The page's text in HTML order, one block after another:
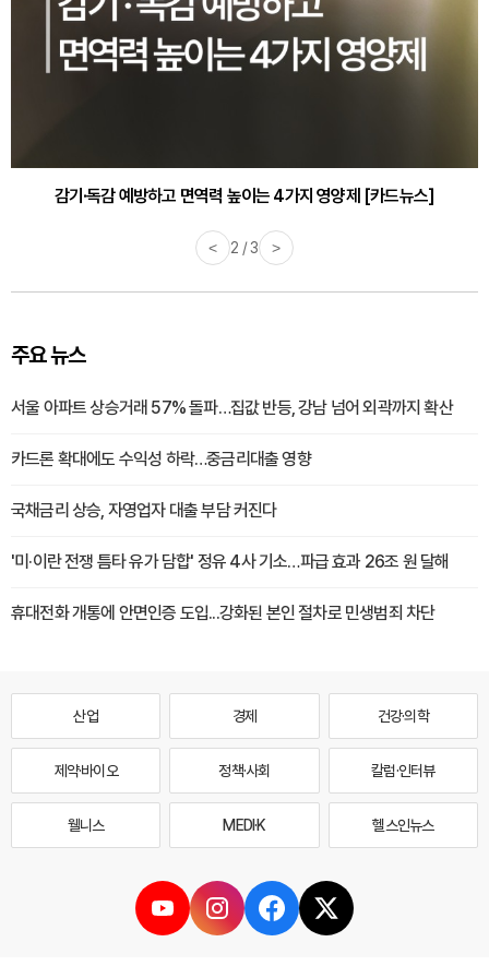
감기·독감 예방하고 면역력 높이는 4가지 영양제 [카드뉴스]
< 3 / 3 >
주요 뉴스
서울 아파트 상승거래 57% 돌파…집값 반등, 강남 넘어 외곽까지 확산
카드론 확대에도 수익성 하락…중금리대출 영향
국채금리 상승, 자영업자 대출 부담 커진다
'미·이란 전쟁 틈타 유가 담합' 정유 4사 기소…파급 효과 26조 원 달해
휴대전화 개통에 안면인증 도입...강화된 본인 절차로 민생범죄 차단
산업 경제 건강·의학
제약·바이오 정책·사회 칼럼·인터뷰
웰니스 MEDI·K 헬스인뉴스